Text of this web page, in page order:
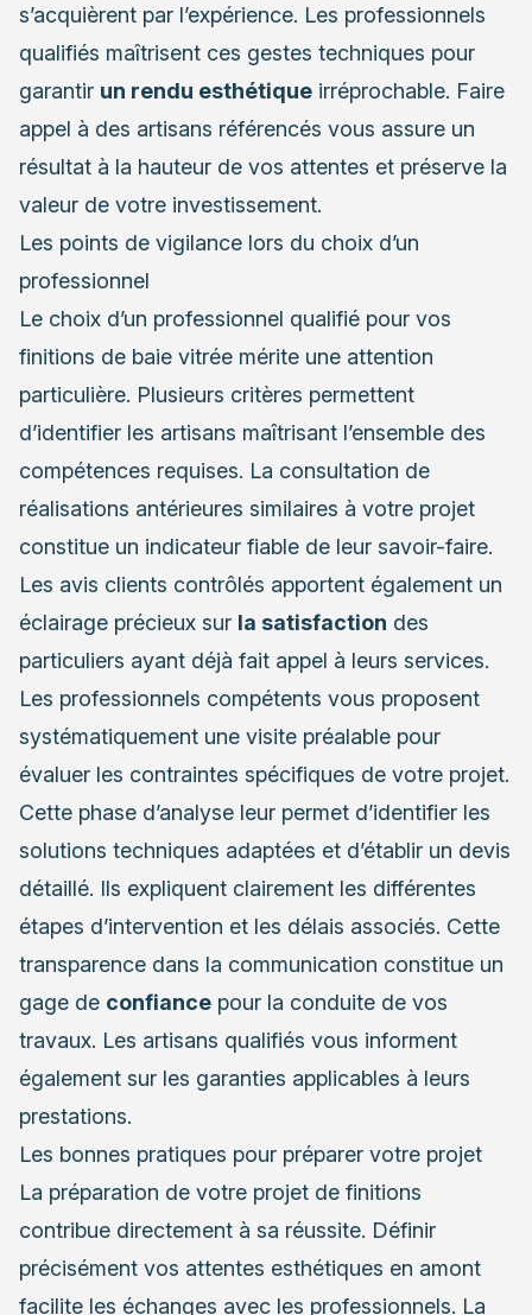
s’acquièrent par l’expérience. Les professionnels
qualifiés maîtrisent ces gestes techniques pour
garantir un rendu esthétique irréprochable. Faire
appel à des artisans référencés vous assure un
résultat à la hauteur de vos attentes et préserve la
valeur de votre investissement.
Les points de vigilance lors du choix d’un
professionnel
Le choix d’un professionnel qualifié pour vos
finitions de baie vitrée mérite une attention
particulière. Plusieurs critères permettent
d’identifier les artisans maîtrisant l’ensemble des
compétences requises. La consultation de
réalisations antérieures similaires à votre projet
constitue un indicateur fiable de leur savoir-faire.
Les avis clients contrôlés apportent également un
éclairage précieux sur la satisfaction des
particuliers ayant déjà fait appel à leurs services.
Les professionnels compétents vous proposent
systématiquement une visite préalable pour
évaluer les contraintes spécifiques de votre projet.
Cette phase d’analyse leur permet d’identifier les
solutions techniques adaptées et d’établir un devis
détaillé. Ils expliquent clairement les différentes
étapes d’intervention et les délais associés. Cette
transparence dans la communication constitue un
gage de confiance pour la conduite de vos
travaux. Les artisans qualifiés vous informent
également sur les garanties applicables à leurs
prestations.
Les bonnes pratiques pour préparer votre projet
La préparation de votre projet de finitions
contribue directement à sa réussite. Définir
précisément vos attentes esthétiques en amont
facilite les échanges avec les professionnels. La